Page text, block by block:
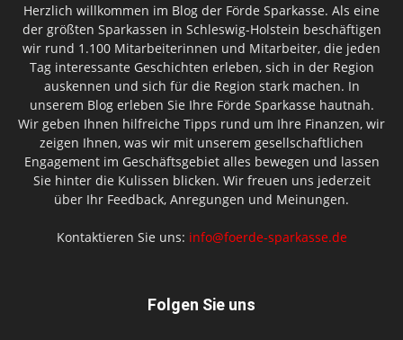
Herzlich willkommen im Blog der Förde Sparkasse. Als eine
der größten Sparkassen in Schleswig-Holstein beschäftigen
wir rund 1.100 Mitarbeiterinnen und Mitarbeiter, die jeden
Tag interessante Geschichten erleben, sich in der Region
auskennen und sich für die Region stark machen. In
unserem Blog erleben Sie Ihre Förde Sparkasse hautnah.
Wir geben Ihnen hilfreiche Tipps rund um Ihre Finanzen, wir
zeigen Ihnen, was wir mit unserem gesellschaftlichen
Engagement im Geschäftsgebiet alles bewegen und lassen
Sie hinter die Kulissen blicken. Wir freuen uns jederzeit
über Ihr Feedback, Anregungen und Meinungen.
Kontaktieren Sie uns: info@foerde-sparkasse.de
Folgen Sie uns